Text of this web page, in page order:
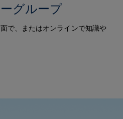
グループ
で、またはオンラインで知識や